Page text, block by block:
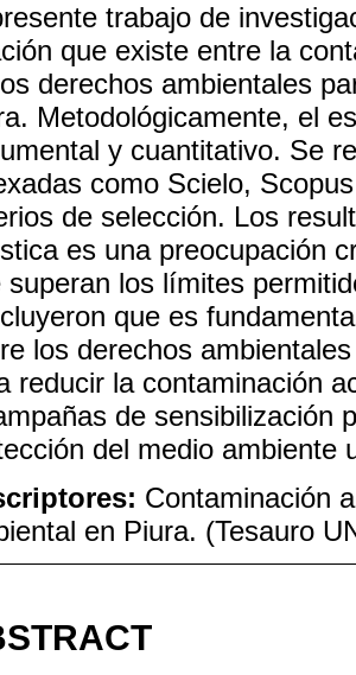
trabajo de
que existe entre la
derechos ambientales
Metodológicamente, el
y cuantitativo. Se
como Scielo,
de selección. Los
es una preocupación
superan los límites
que es
los derechos
reducir la contaminación
de sensibilización
del medio ambiente
Contaminación
en Piura. (Tesauro